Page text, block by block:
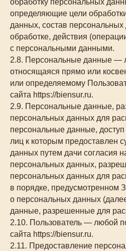
обработку персональных
определяющие цели
данных, состав
обработке, действия
с персональными данными.
2.8. Персональные данные —
относящаяся прямо или
или определяемому
сайта https://biensur.ru.
2.9. Персональные данные,
персональных данных для
персональные данные, доступ
лиц к которым предоставлен
данных путем дачи согласия
персональных данных,
персональных данных для
в порядке, предусмотренном
о персональных данных
данные, разрешенные для
2.10. Пользователь — любой
сайта https://biensur.ru.
2.11. Предоставление